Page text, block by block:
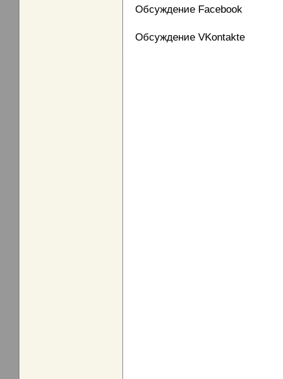
Обсуждение Facebook
Обсуждение VKontakte